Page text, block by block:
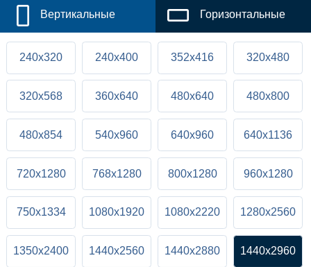
Вертикальные Горизонтальные
240x320 240x400 352x416 320x480
320x568 360x640 480x640 480x800
480x854 540x960 640x960 640x1136
720x1280 768x1280 800x1280 960x1280
750x1334 1080x1920 1080x2220 1280x2560
1350x2400 1440x2560 1440x2880 1440x2960